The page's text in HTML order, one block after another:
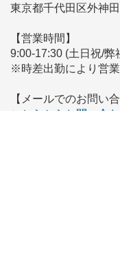
東京都千代田区外神
【営業時間】
9:00-17:30 (土日祝/弊
※時差出勤により営
【メールでのお問い合
こちらからお問い合わ